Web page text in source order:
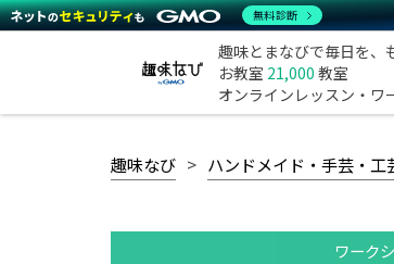
趣味とまなびで毎日を、
お教室 21,000 教室
オンラインレッスン・ワ
趣味なび ハンドメイド・手芸・工
ワーク
無料診断